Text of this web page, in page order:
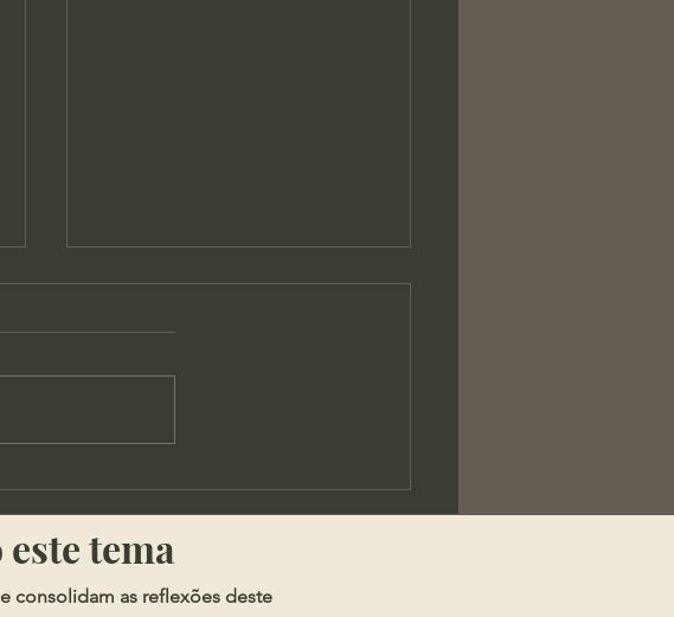
Railson Barbosa -
Fundamento da Teoria
Política de Maquiavel
tema
consolidam as reflexões deste